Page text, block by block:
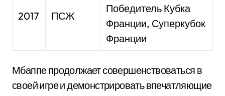
2017 ПСЖ
Победитель Кубка
Франции, Суперкубок
Франции
Мбаппе продолжает совершенствоваться в
своей игре и демонстрировать впечатляющие